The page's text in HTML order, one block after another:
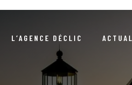
L’AGENCE DÉCLIC
ARTICLES
NEWSLETTERS /